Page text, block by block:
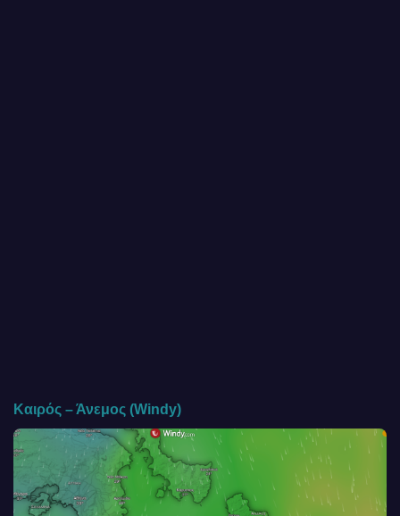
Καιρός – Άνεμος (Windy)